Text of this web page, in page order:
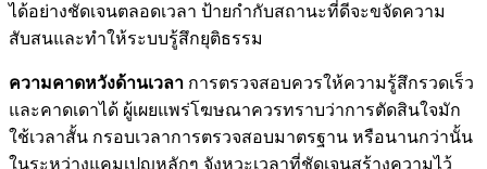
ได้อย่างชัดเจนตลอดเวลา ป้ายกำกับสถานะที่ดีจะขจัดความ
สับสนและทำให้ระบบรู้สึกยุติธรรม
ความคาดหวังด้านเวลา การตรวจสอบควรให้ความรู้สึกรวดเร็ว
และคาดเดาได้ ผู้เผยแพร่โฆษณาควรทราบว่าการตัดสินใจมัก
ใช้เวลาสั้น กรอบเวลาการตรวจสอบมาตรฐาน หรือนานกว่านั้น
ในระหว่างแคมเปญหลักๆ จังหวะเวลาที่ชัดเจนสร้างความไว้